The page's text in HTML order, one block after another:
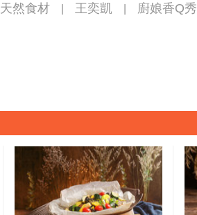
天然食材 王奕凱 廚娘香Q秀